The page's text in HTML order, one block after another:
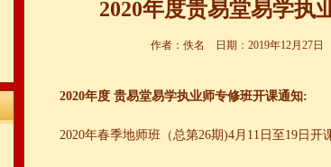
2020年度贵易堂易学执
作者：佚名 日期：2019年12月27日
2020年度 贵易堂易学执业师专修班开课通知:
2020年春季地师班（总第26期)4月11日至19日开